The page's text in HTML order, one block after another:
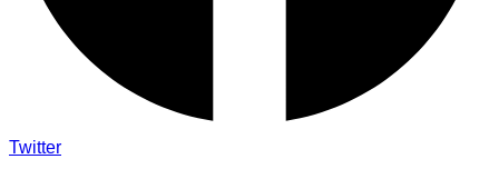
Twitter